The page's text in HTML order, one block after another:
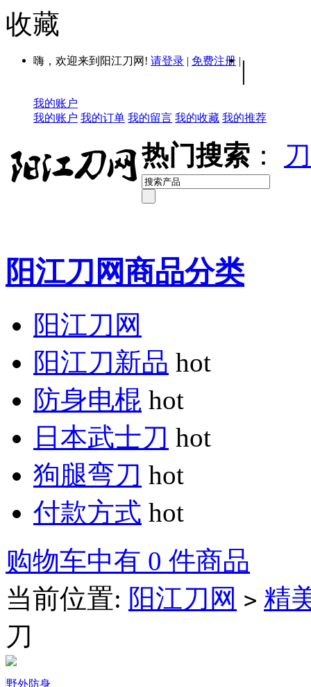
收藏
嗨，欢迎来到阳江刀网! 请登录 | 免费注册 | |
我的账户
我的账户 我的订单 我的留言 我的收藏 我的推荐
热门搜索 ：
阳江刀网商品分类
阳江刀网
阳江刀新品 hot
防身电棍 hot
日本武士刀 hot
狗腿弯刀 hot
付款方式 hot
购物车中有 0 件商品
当前位置: 阳江刀网 > 精
刀
野外防身